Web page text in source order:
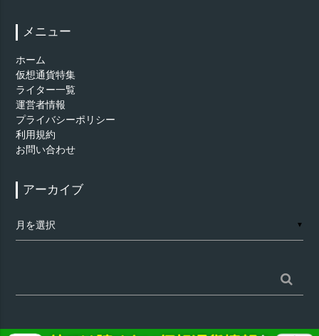
メニュー
ホーム
仮想通貨特集
ライター一覧
運営者情報
プライバシーポリシー
利用規約
お問い合わせ
アーカイブ
ー
▼
索: